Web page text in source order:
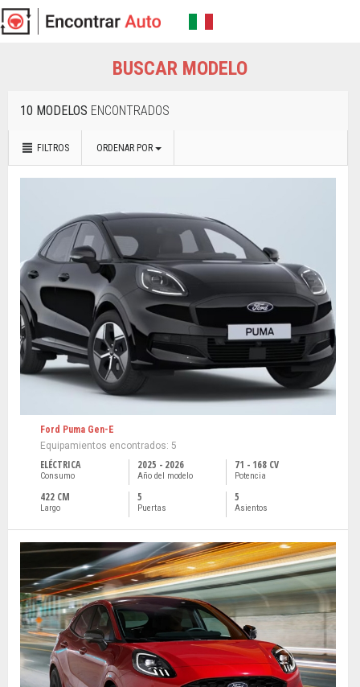
BUSCAR MODELO
10 MODELOS ENCONTRADOS
FILTROS ORDENAR POR
Ford Puma Gen-E
Equipamientos encontrados: 5
ELÉCTRICA
Consumo
2025 - 2026
Año del modelo
71 - 168 CV
Potencia
422 CM
Largo
5
Puertas
5
Asientos